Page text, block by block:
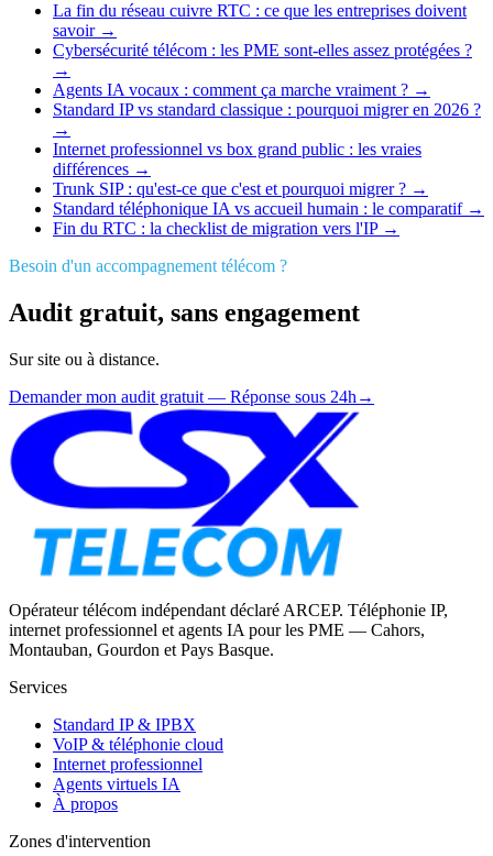
La fin du réseau cuivre RTC : ce que les entreprises doivent
savoir→
Cybersécurité télécom : les PME sont-elles assez protégées ?
→
Agents IA vocaux : comment ça marche vraiment ? →
Standard IP vs standard classique : pourquoi migrer en 2026 ?
→
Internet professionnel vs box grand public : les vraies
différences →
Trunk SIP : qu'est-ce que c'est et pourquoi migrer ? →
Standard téléphonique IA vs accueil humain : le comparatif→
Fin du RTC : la checklist de migration vers l'IP→
Besoin d'un accompagnement télécom ?
Audit gratuit, sans engagement
Sur site ou à distance.
Demander mon audit gratuit — Réponse sous 24h →
Opérateur télécom indépendant déclaré ARCEP. Téléphonie IP,
internet professionnel et agents IA pour les PME — Cahors,
Montauban, Gourdon et Pays Basque.
Services
Standard IP & IPBX
VoIP & téléphonie cloud
Internet professionnel
Agents virtuels IA
À propos
Zones d'intervention